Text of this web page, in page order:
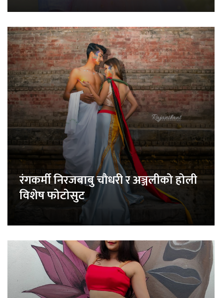
रंगकर्मी निरजबाबु चौधरी र अञ्जलीको होली
विशेष फोटोसुट